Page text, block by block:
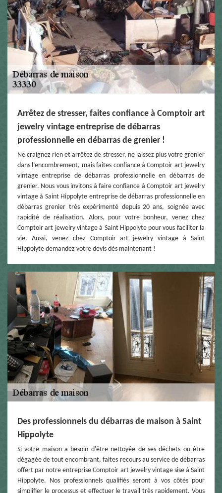
Arrêtez de stresser, faites confiance à Comptoir art
jewelry vintage entreprise de débarras
professionnelle en débarras de grenier !
Ne craignez rien et arrêtez de stresser, ne laissez plus votre grenier
dans l’encombrement, mais faites confiance à Comptoir art jewelry
vintage entreprise de débarras professionnelle en débarras de
grenier. Nous vous invitons à faire confiance à Comptoir art jewelry
vintage à Saint Hippolyte entreprise de débarras professionnelle en
débarras grenier très expérimenté depuis 20 ans, soignée avec
rapidité de réalisation. Alors, pour votre bonheur, venez chez
Comptoir art jewelry vintage à Saint Hippolyte pour vous faciliter la
vie. Aussi, venez chez Comptoir art jewelry vintage à Saint
Hippolyte demandez votre devis dès maintenant !
Des professionnels du débarras de maison à Saint
Hippolyte
Si votre maison a besoin d'être nettoyée de ses déchets ou être
dégagée de tout encombrant, faites recours au service de débarras
offert par notre entreprise Comptoir art jewelry vintage sise à Saint
Hippolyte. Nos professionnels qualifiés seront à vos côtés pour
simplifier le processus et effectuer le travail très rapidement. Vous